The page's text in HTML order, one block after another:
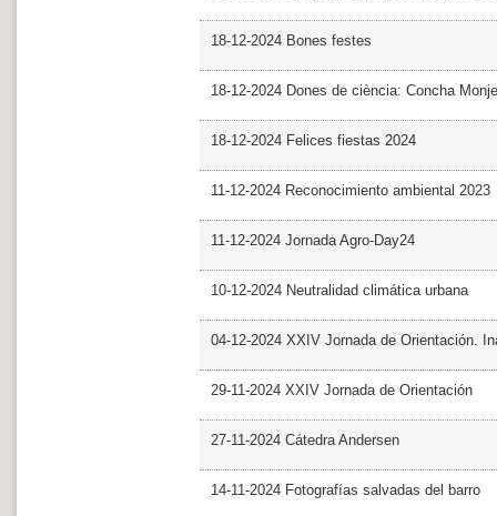
18-12-2024 Bones festes
18-12-2024 Dones de ciència: Concha Monje
18-12-2024 Felices fiestas 2024
11-12-2024 Reconocimiento ambiental 2023
11-12-2024 Jornada Agro-Day24
10-12-2024 Neutralidad climática urbana
04-12-2024 XXIV Jornada de Orientación.
29-11-2024 XXIV Jornada de Orientación
27-11-2024 Cátedra Andersen
14-11-2024 Fotografías salvadas del barro